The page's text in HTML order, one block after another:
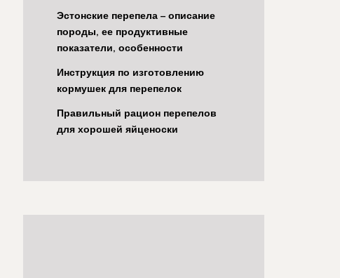
Эстонские перепела – описание
породы, ее продуктивные
показатели, особенности
Инструкция по изготовлению
кормушек для перепелок
Правильный рацион перепелов
для хорошей яйценоски